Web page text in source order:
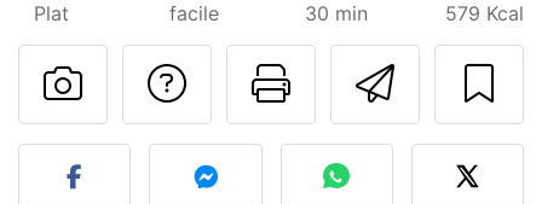
Plat facile 30 min 579 Kcal
Imprimer
Poser une
Publier votre photo de